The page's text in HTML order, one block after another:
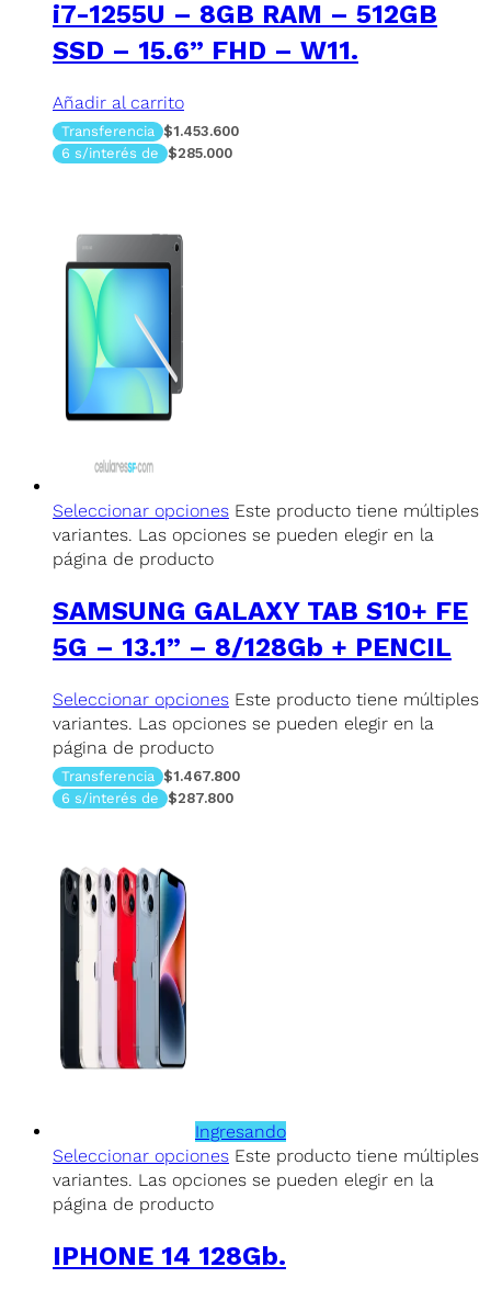
i7-1255U – 8GB RAM – 512GB
SSD – 15.6” FHD – W11.
Añadir al carrito
Transferencia $1.453.600
6 s/interés de $285.000
Seleccionar opciones Este producto tiene múltiples
variantes. Las opciones se pueden elegir en la
página de producto
SAMSUNG GALAXY TAB S10+ FE
5G – 13.1” – 8/128Gb + PENCIL
Seleccionar opciones Este producto tiene múltiples
variantes. Las opciones se pueden elegir en la
página de producto
Transferencia $1.467.800
6 s/interés de $287.800
Ingresando
Seleccionar opciones Este producto tiene múltiples
variantes. Las opciones se pueden elegir en la
página de producto
IPHONE 14 128Gb.